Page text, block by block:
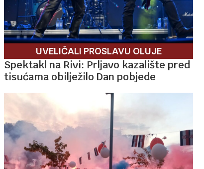
UVELIČALI PROSLAVU OLUJE
Spektakl na Rivi: Prljavo kazalište pred
tisućama obilježilo Dan pobjede